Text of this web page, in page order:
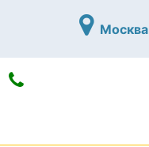
матрасов
Москва